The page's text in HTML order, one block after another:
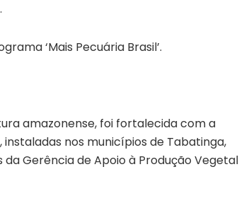
‘Mais Pecuária Brasil’.
amazonense, foi fortalecida com a
nos municípios de Tabatinga,
da Gerência de Apoio à Produção Vegetal